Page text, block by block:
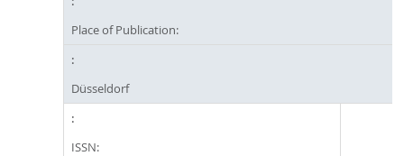
Place of Publication:
Düsseldorf
ISSN: